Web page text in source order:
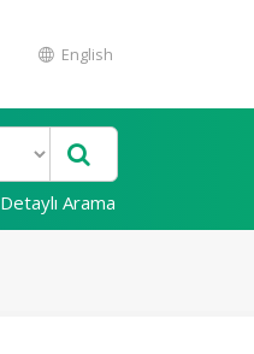
English
Detaylı Arama